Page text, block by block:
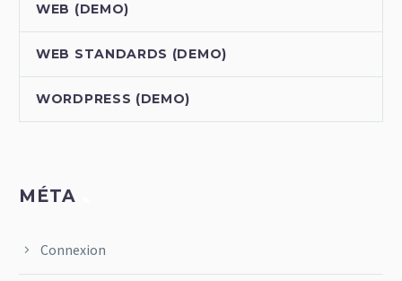
WEB (DEMO)
WEB STANDARDS (DEMO)
WORDPRESS (DEMO)
MÉTA
Connexion